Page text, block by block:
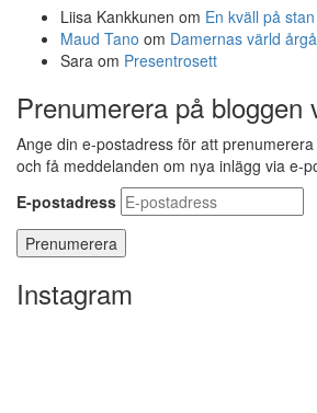
Liisa Kankkunen om En kväll på stan
Maud Tano om Damernas värld
Sara om Presentrosett
Prenumerera på bloggen
Ange din e-postadress för att
och få meddelanden om nya inlägg via e-
E-postadress
Instagram